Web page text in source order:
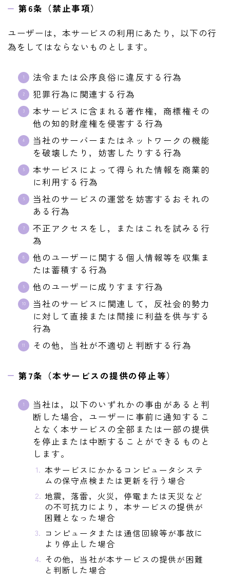
第6条（禁止事項）
ユーザーは，本サービスの利用にあたり，以下の行
為をしてはならないものとします。
法令または公序良俗に違反する行為
犯罪行為に関連する行為
本サービスに含まれる著作権，商標権その
他の知的財産権を侵害する行為
当社のサーバーまたはネットワークの機能
を破壊したり，妨害したりする行為
本サービスによって得られた情報を商業的
に利用する行為
当社のサービスの運営を妨害するおそれの
ある行為
不正アクセスをし，またはこれを試みる行
為
他のユーザーに関する個人情報等を収集ま
たは蓄積する行為
他のユーザーに成りすます行為
当社のサービスに関連して，反社会的勢力
に対して直接または間接に利益を供与する
行為
その他，当社が不適切と判断する行為
第7条（本サービスの提供の停止等）
当社は，以下のいずれかの事由があると判
断した場合，ユーザーに事前に通知するこ
となく本サービスの全部または一部の提供
を停止または中断することができるものと
します。
本サービスにかかるコンピュータシステ
ムの保守点検または更新を行う場合
地震，落雷，火災，停電または天災など
の不可抗力により，本サービスの提供が
困難となった場合
コンピュータまたは通信回線等が事故に
より停止した場合
その他，当社が本サービスの提供が困難
と判断した場合